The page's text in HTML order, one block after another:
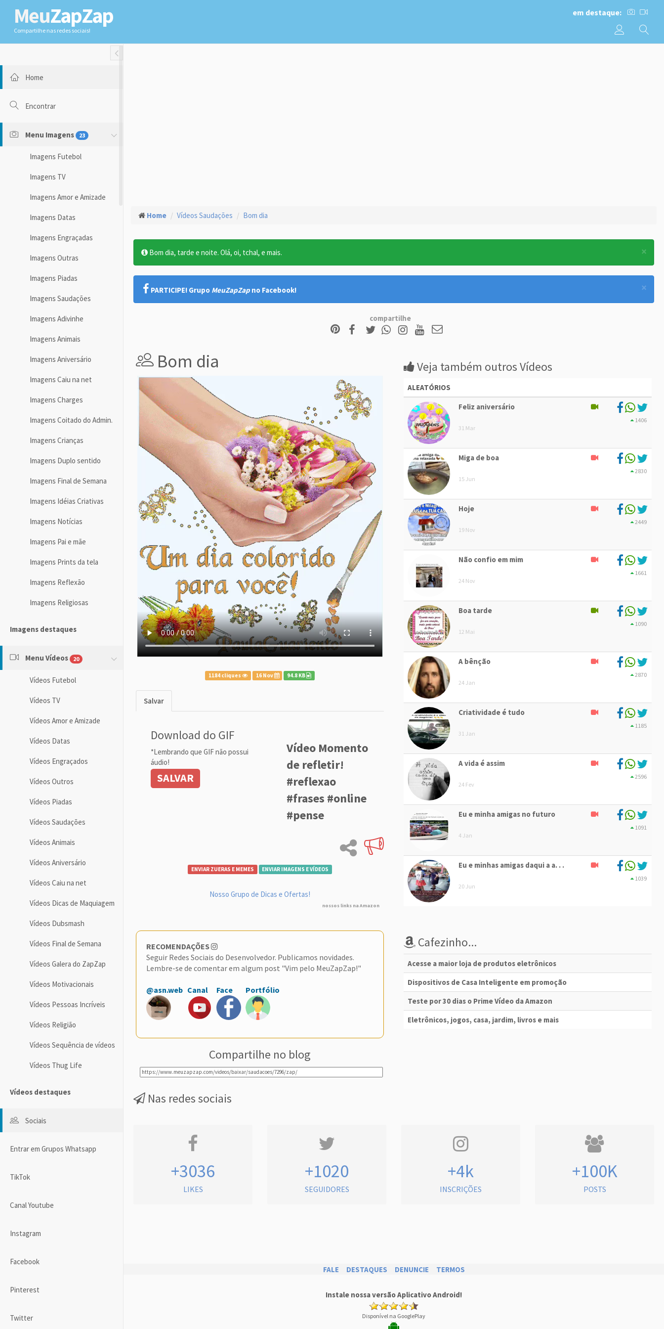
MeuZapZap
Compartilhe nas redes sociais!
em destaque:
Toggle Fullwidth
Home
Encontrar
Menu Imagens 23
Imagens Futebol
Imagens TV
Imagens Amor e Amizade
Imagens Datas
Imagens Engraçadas
Imagens Outras
Imagens Piadas
Imagens Saudações
Imagens Adivinhe
Imagens Animais
Imagens Aniversário
Imagens Caiu na net
Imagens Charges
Imagens Coitado do Admin.
Imagens Crianças
Imagens Duplo sentido
Imagens Final de Semana
Imagens Idéias Criativas
Imagens Notícias
Imagens Pai e mãe
Imagens Prints da tela
Imagens Reflexão
Imagens Religiosas
Imagens destaques
Menu Vídeos 20
Vídeos Futebol
Vídeos TV
Vídeos Amor e Amizade
Vídeos Datas
Vídeos Engraçados
Vídeos Outros
Vídeos Piadas
Vídeos Saudações
Vídeos Animais
Vídeos Aniversário
Vídeos Caiu na net
Vídeos Dicas de Maquiagem
Vídeos Dubsmash
Vídeos Final de Semana
Vídeos Galera do ZapZap
Vídeos Motivacionais
Vídeos Pessoas Incríveis
Vídeos Religião
Vídeos Sequência de vídeos
Vídeos Thug Life
Vídeos destaques
Sociais
Entrar em Grupos Whatsapp
TikTok
Canal Youtube
Instagram
Facebook
Pinterest
Twitter
Home Vídeos Saudações Bom dia
×
Bom dia, tarde e noite. Olá, oi, tchal, e mais.
×
PARTICIPE! Grupo MeuZapZap no Facebook!
compartilhe
Bom dia
1184 cliques 16 Nov 94.8 KB
Salvar
Download do GIF
*Lembrando que GIF não possui
áudio!
SALVAR
Vídeo Momento
de refletir!
#reflexao
#frases #online
#pense
ENVIAR ZUERAS E MEMES ENVIAR IMAGENS E VÍDEOS
Nosso Grupo de Dicas e Ofertas!
nossos links na Amazon
RECOMENDAÇÕES
Seguir Redes Sociais do Desenvolvedor. Publicamos novidades.
Lembre-se de comentar em algum post "Vim pelo MeuZapZap!"
@asn.web Canal Face Portfólio
Compartilhe no blog
Veja também outros Vídeos
ALEATÓRIOS
Feliz aniversário
31 Mar
1406
Miga de boa
15 Jun
2830
Hoje
19 Nov
2449
Não confio em mim
24 Nov
1661
Boa tarde
12 Mai
1090
A bênção
24 Jan
2870
Criatividade é tudo
31 Jan
1185
A vida é assim
24 Fev
2596
Eu e minha amigas no futuro
4 Jan
1091
Eu e minhas amigas daqui a a. . .
20 Jun
1039
Cafezinho...
Acesse a maior loja de produtos eletrônicos
Dispositivos de Casa Inteligente em promoção
Teste por 30 dias o Prime Vídeo da Amazon
Eletrônicos, jogos, casa, jardim, livros e mais
Nas redes sociais
+3036
LIKES
+1020
SEGUIDORES
+4k
INSCRIÇÕES
+100K
POSTS
FALE DESTAQUES DENUNCIE TERMOS
Instale nossa versão Aplicativo Android!
Disponível na GooglePlay